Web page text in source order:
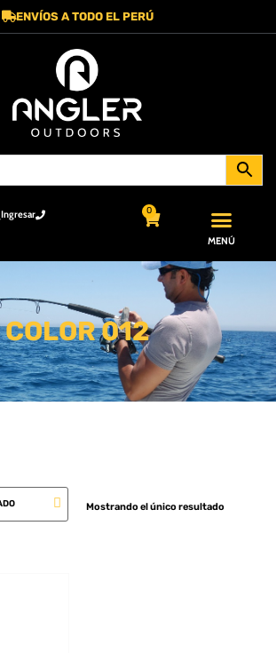
ENVÍOS A TODO EL PERÚ
Ingresar 0
MENÚ
COLOR 012
Mostrando el único resultado